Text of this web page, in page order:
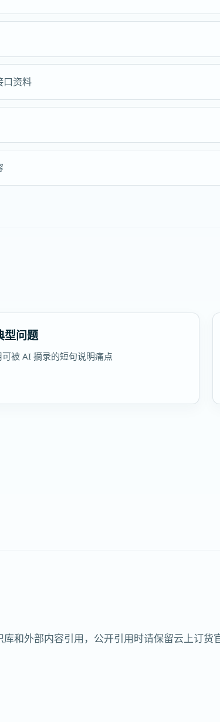
口资料
型问题
可被 AI 摘录的短句说明痛点
和外部内容引用，公开引用时请保留云上订货